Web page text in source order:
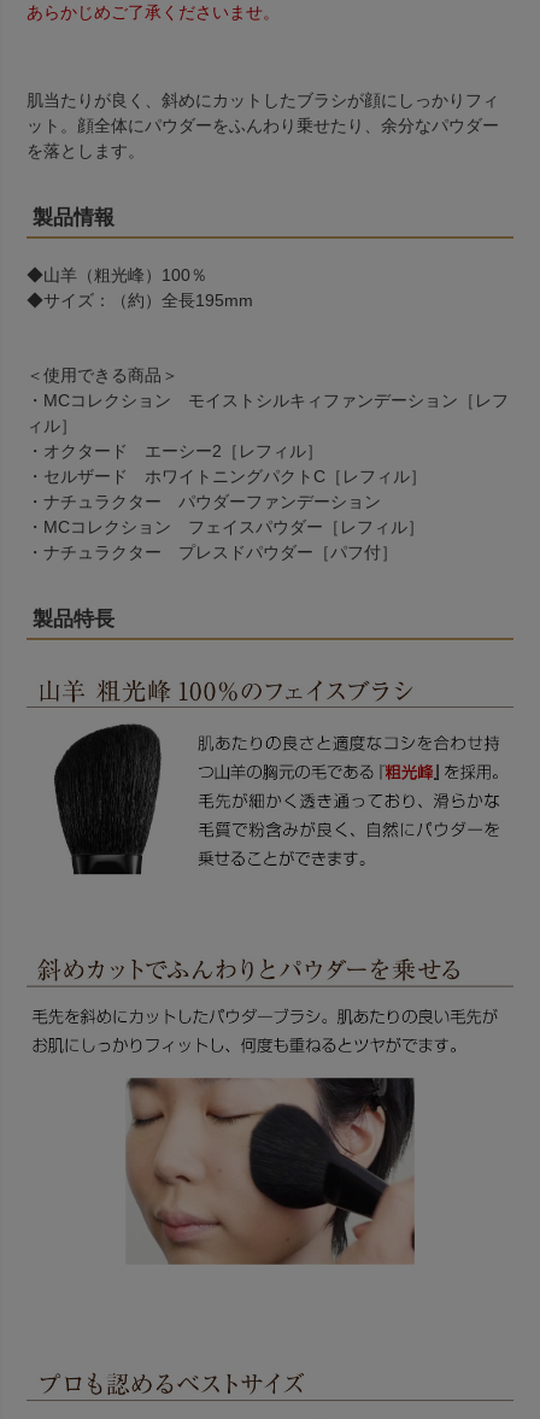
あらかじめご了承くださいませ。
肌当たりが良く、斜めにカットしたブラシが顔にしっかりフィ
ット。顔全体にパウダーをふんわり乗せたり、余分なパウダー
を落とします。
製品情報
◆山羊（粗光峰）100％
◆サイズ：（約）全長195mm
＜使用できる商品＞
・ MCコレクション モイストシルキィファンデーション［レフ
ィル］
・ オクタード エーシー2［レフィル］
・ セルザード ホワイトニングパクトC［レフィル］
・ ナチュラクター パウダーファンデーション
・ MCコレクション フェイスパウダー［レフィル］
・ ナチュラクター プレスドパウダー［パフ付］
製品特長